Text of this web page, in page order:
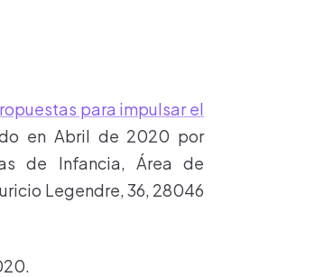
para impulsar el
en Abril de 2020 por
de Infancia, Área de
Legendre, 36, 28046